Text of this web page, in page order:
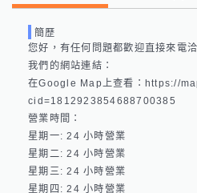
簡歷
您好，有任何問題都歡迎直接來電洽
我們的網站連結：
在Google Map上查看：https://
cid=1812923854688700385
營業時間：
星期一: 24 小時營業
星期二: 24 小時營業
星期三: 24 小時營業
星期四: 24 小時營業